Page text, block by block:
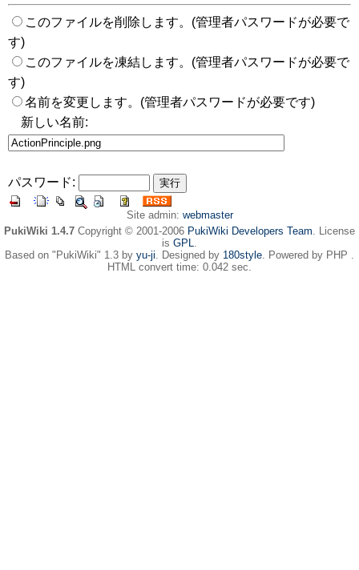
このファイルを削除します。(管理者パスワードが必要で
す)
このファイルを凍結します。(管理者パスワードが必要で
す)
名前を変更します。(管理者パスワードが必要です)
新しい名前:
パスワード:
Site admin: webmaster
PukiWiki 1.4.7 Copyright © 2001-2006 PukiWiki Developers Team. License
is GPL.
Based on "PukiWiki" 1.3 by yu-ji. Designed by 180style. Powered by PHP .
HTML convert time: 0.042 sec.